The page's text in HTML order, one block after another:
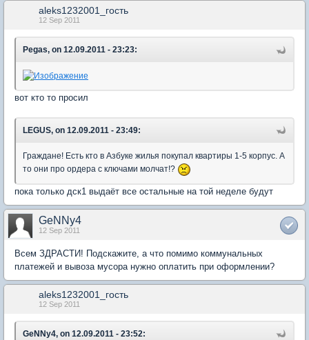
aleks1232001_гость
12 Sep 2011
Pegas, on 12.09.2011 - 23:23:
вот кто то просил
LEGUS, on 12.09.2011 - 23:49:
Граждане! Есть кто в Азбуке жилья покупал квартиры 1-5 корпус. А
то они про ордера с ключами молчат!?
пока только дск1 выдаёт все остальные на той неделе будут
GeNNy4
12 Sep 2011
Всем ЗДРАСТИ! Подскажите, а что помимо коммунальных
платежей и вывоза мусора нужно оплатить при оформлении?
aleks1232001_гость
12 Sep 2011
GeNNy4, on 12.09.2011 - 23:52: